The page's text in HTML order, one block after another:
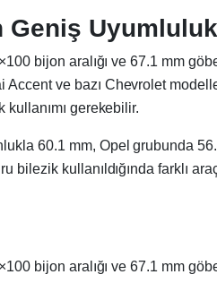
Geniş Uyumluluk
bijon aralığı ve 67.1 mm
ve bazı Chevrolet
gerekebilir.
60.1 mm, Opel grubunda
bilezik kullanıldığında farklı
bijon aralığı ve 67.1 mm